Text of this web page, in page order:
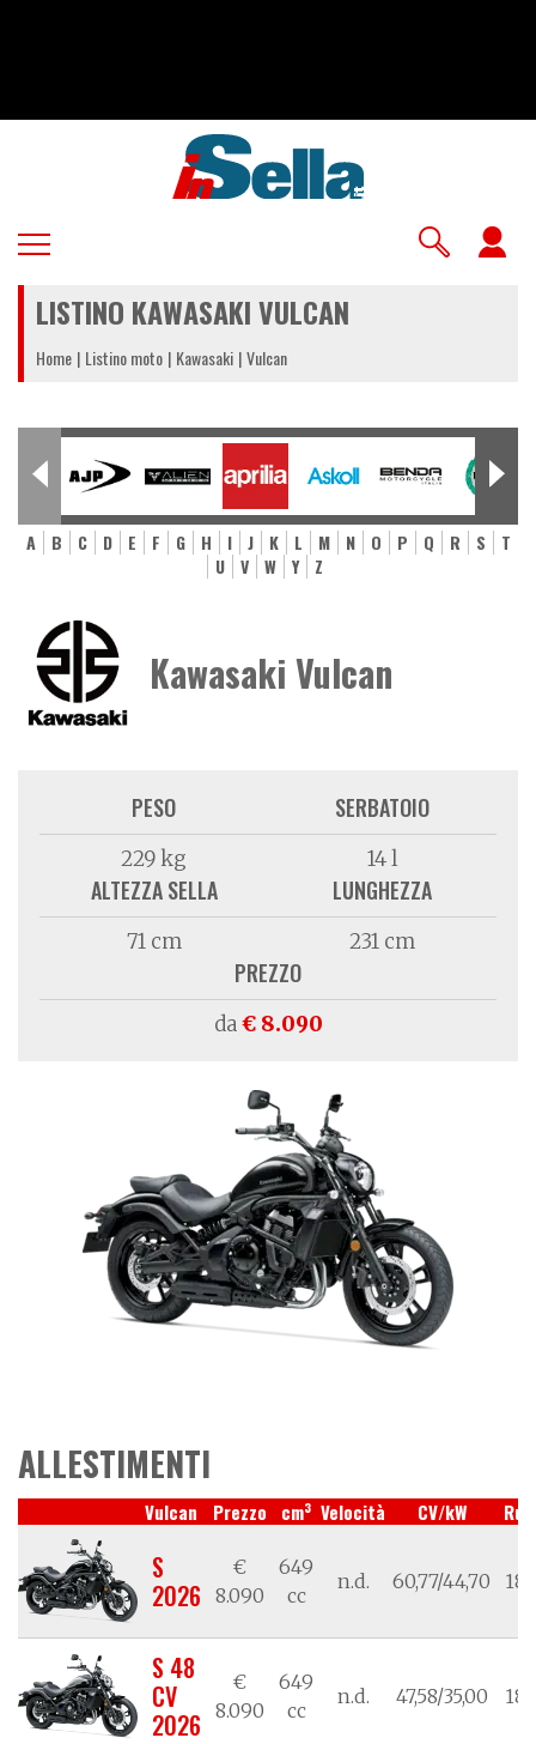
LISTINO KAWASAKI VULCAN
Home Listino moto Kawasaki Vulcan
A B C D E F G H I J K L M N O P Q R S
T
U
V W Y Z
Kawasaki Vulcan
PESO
229 kg
SERBATOIO
14 l
ALTEZZA SELLA
71 cm
LUNGHEZZA
231 cm
PREZZO
da€ 8.090
ALLESTIMENTI
Vulcan Prezzo cm3 Velocità CV/kW
S
2026
€
8.090
649
cc
n.d. 60,77/44,70 18/
S 48
CV
2026
€
8.090
649
cc
n.d. 47,58/35,00 18/